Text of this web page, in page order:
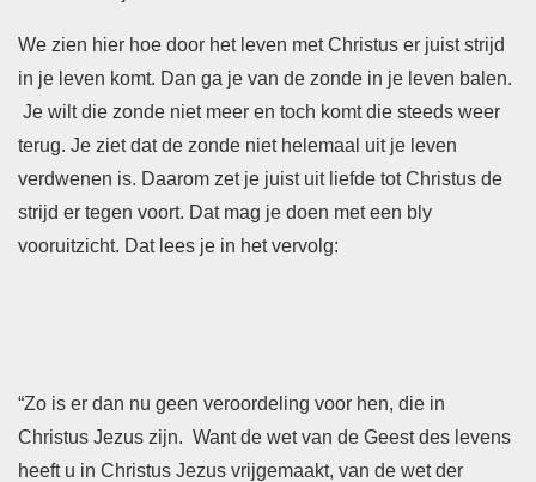
We zien hier hoe door het leven met Christus er juist strijd
in je leven komt. Dan ga je van de zonde in je leven balen.
Je wilt die zonde niet meer en toch komt die steeds weer
terug. Je ziet dat de zonde niet helemaal uit je leven
verdwenen is. Daarom zet je juist uit liefde tot Christus de
strijd er tegen voort. Dat mag je doen met een bly
vooruitzicht. Dat lees je in het vervolg:
“Zo is er dan nu geen veroordeling voor hen, die in
Christus Jezus zijn. Want de wet van de Geest des levens
heeft u in Christus Jezus vrijgemaakt, van de wet der